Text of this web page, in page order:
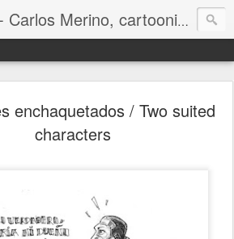
CUACOMEKIKI- Carlos Merino, cartoonist
Business Cartoon
enchaquetados / Two suited
characters